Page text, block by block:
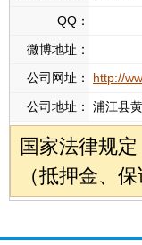
QQ：
微博地址：
公司网址：
http://
公司地址：
浦江县
国家法律规
（抵押金、